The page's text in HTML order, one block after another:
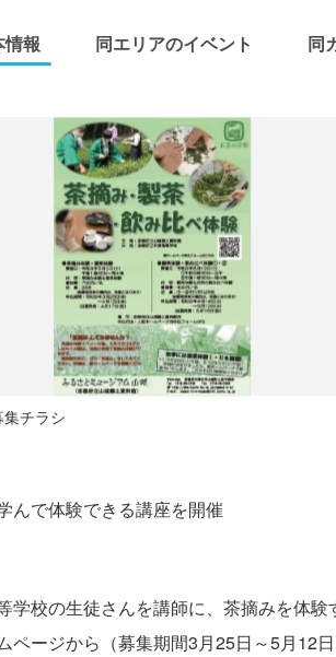
情報 同エリアのイベント 同
チラシ
んで体験できる講座を開催
学校の生徒さんを講師に、茶摘みを体
ページから（募集期間3月25日～5月12日